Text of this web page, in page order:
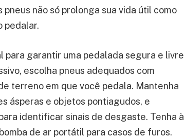
não só prolonga sua vida útil como
pedalar.
para garantir uma pedalada segura e livre
escolha pneus adequados com
terreno em que você pedala. Mantenha
ásperas e objetos pontiagudos, e
identificar sinais de desgaste. Tenha à
de ar portátil para casos de furos.